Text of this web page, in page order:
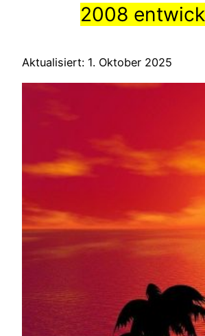
2008
Aktualisiert: 1. Oktober 2025